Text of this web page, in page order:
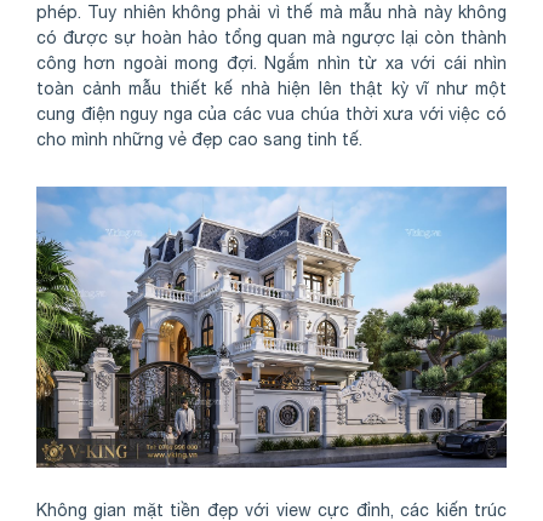
phép. Tuy nhiên không phải vì thế mà mẫu nhà này không
có được sự hoàn hảo tổng quan mà ngược lại còn thành
công hơn ngoài mong đợi. Ngắm nhìn từ xa với cái nhìn
toàn cảnh mẫu thiết kế nhà hiện lên thật kỳ vĩ như một
cung điện nguy nga của các vua chúa thời xưa với việc có
cho mình những vẻ đẹp cao sang tinh tế.
Không gian mặt tiền đẹp với view cực đỉnh, các kiến trúc